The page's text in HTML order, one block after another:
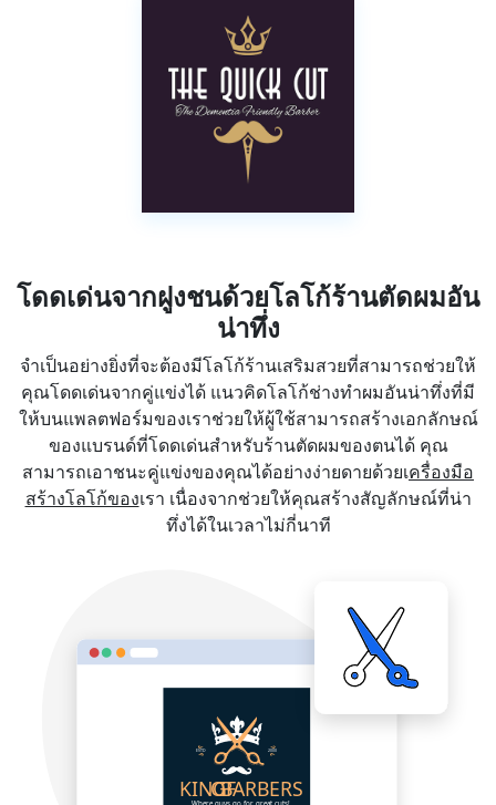
โดดเด่นจากฝูงชนด้วยโลโก้ร้านตัดผมอัน
น่าทึ่ง
จำเป็นอย่างยิ่งที่จะต้องมีโลโก้ร้านเสริมสวยที่สามารถช่วยให้
คุณโดดเด่นจากคู่แข่งได้ แนวคิดโลโก้ช่างทำผมอันน่าทึ่งที่มี
ให้บนแพลตฟอร์มของเราช่วยให้ผู้ใช้สามารถสร้างเอกลักษณ์
ของแบรนด์ที่โดดเด่นสำหรับร้านตัดผมของตนได้ คุณ
สามารถเอาชนะคู่แข่งของคุณได้อย่างง่ายดายด้วยเครื่องมือ
สร้างโลโก้ของเรา เนื่องจากช่วยให้คุณสร้างสัญลักษณ์ที่น่า
ทึ่งได้ในเวลาไม่กี่นาที